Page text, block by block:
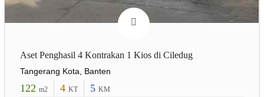
Aset Penghasil 4 Kontrakan 1 Kios di Ciledug
Tangerang Kota, Banten
122 m2 4 KT 5 KM